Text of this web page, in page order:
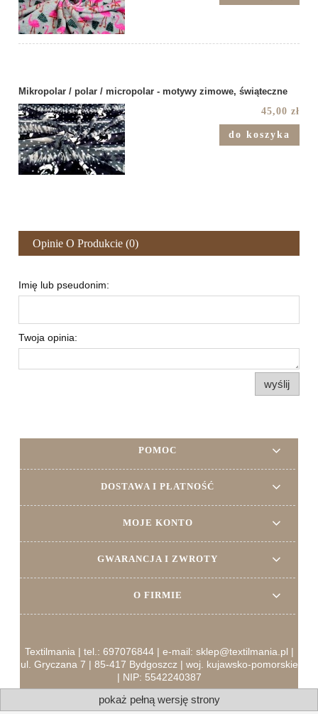
Mikropolar / polar / micropolar - motywy zimowe, świąteczne
45,00 zł
do koszyka
Opinie O Produkcie (0)
Imię lub pseudonim:
Twoja opinia:
wyślij
POMOC
DOSTAWA I PŁATNOŚĆ
MOJE KONTO
GWARANCJA I ZWROTY
O FIRMIE
Textilmania | tel.: 697076844 | e-mail: sklep@textilmania.pl |
ul. Gryczana 7 | 85-417 Bydgoszcz | woj. kujawsko-pomorskie
| NIP: 5542240387
pokaż pełną wersję strony